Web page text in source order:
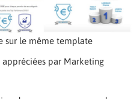
sur le même template
par Marketing